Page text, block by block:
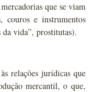
que se viam
couros e instrumentos
da vida”, prostitutas).
relações jurídicas que
mercantil, o que,